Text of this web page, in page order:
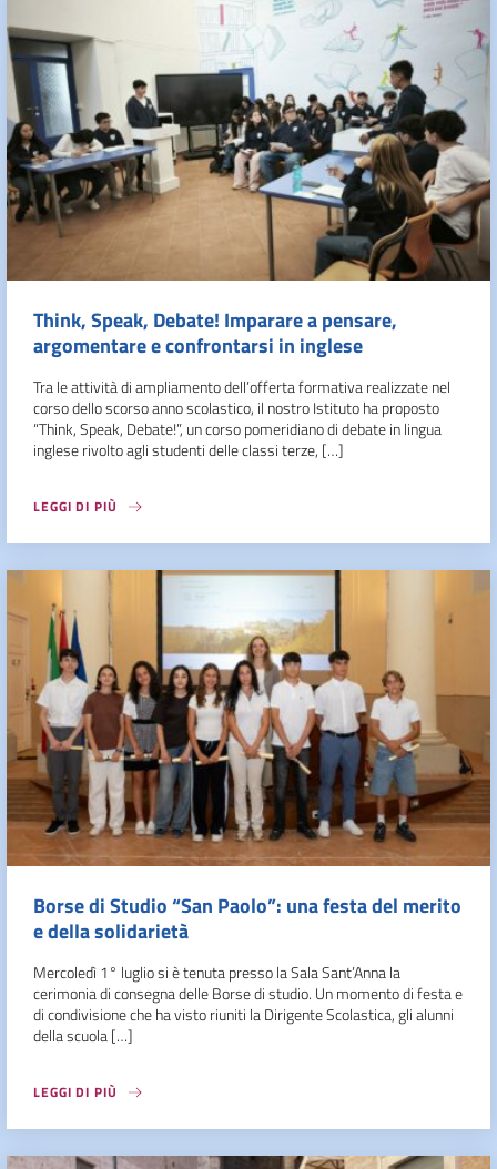
Think, Speak, Debate! Imparare a pensare,
argomentare e confrontarsi in inglese
Tra le attività di ampliamento dell’offerta formativa realizzate nel
corso dello scorso anno scolastico, il nostro Istituto ha proposto
“Think, Speak, Debate!”, un corso pomeridiano di debate in lingua
inglese rivolto agli studenti delle classi terze, […]
LEGGI DI PIÙ
Borse di Studio “San Paolo”: una festa del merito
e della solidarietà
Mercoledì 1° luglio si è tenuta presso la Sala Sant’Anna la
cerimonia di consegna delle Borse di studio. Un momento di festa e
di condivisione che ha visto riuniti la Dirigente Scolastica, gli alunni
della scuola […]
LEGGI DI PIÙ